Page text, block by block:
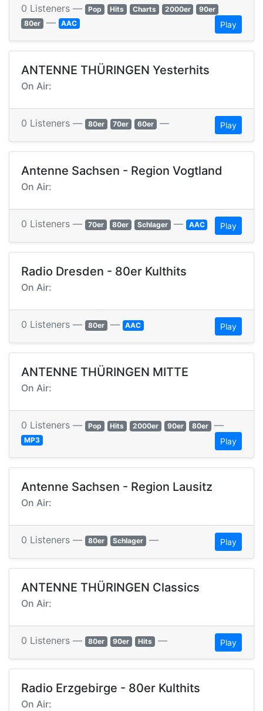
0 Listeners — Pop Hits Charts 2000er
90er
80er — AAC Play
ANTENNE THÜRINGEN Yesterhits
On Air:
0 Listeners — 80er 70er 60er — Play
Antenne Sachsen - Region Vogtland
On Air:
0 Listeners — 70er 80er Schlager — AAC Play
Radio Dresden - 80er Kulthits
On Air:
0 Listeners — 80er — AAC Play
ANTENNE THÜRINGEN MITTE
On Air:
0 Listeners — Pop Hits 2000er 90er 80er —
MP3 Play
Antenne Sachsen - Region Lausitz
On Air:
0 Listeners — 80er Schlager — Play
ANTENNE THÜRINGEN Classics
On Air:
0 Listeners — 80er 90er Hits — Play
Radio Erzgebirge - 80er Kulthits
On Air: